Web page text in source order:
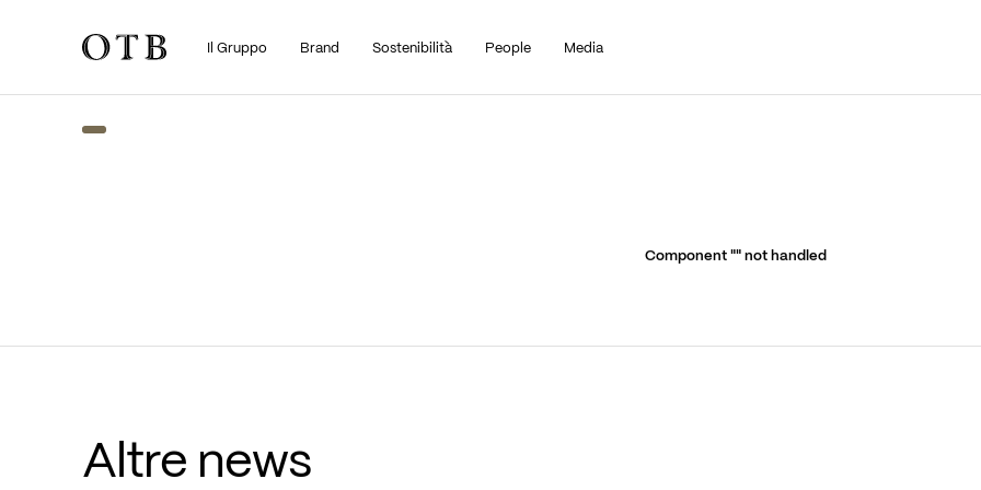
Skip to main contentIl Gruppo Brand Sostenibilità People Media
Component "" not handled
Altre news